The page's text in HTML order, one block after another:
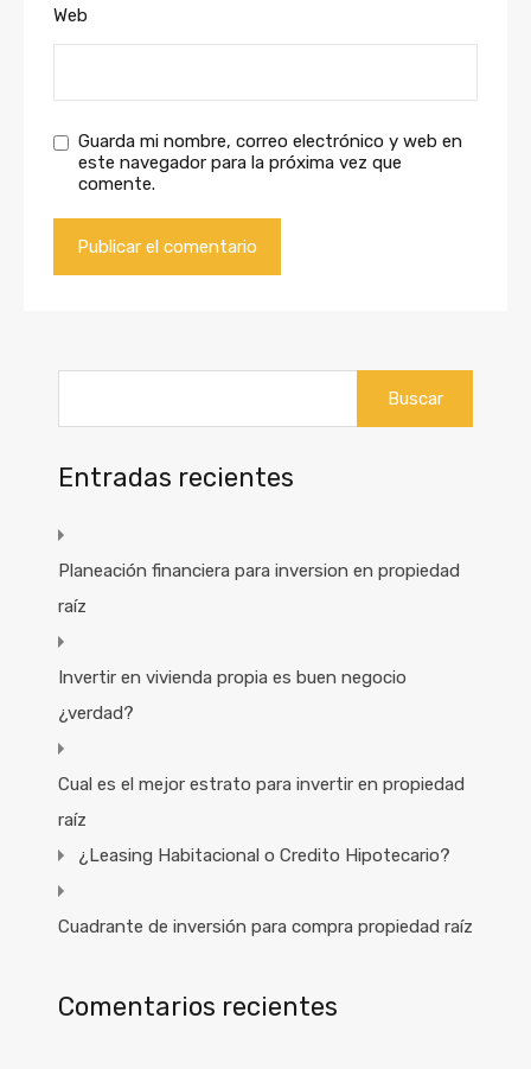
Web
Guarda mi nombre, correo electrónico y web en
este navegador para la próxima vez que
comente.
Entradas recientes
Planeación financiera para inversion en propiedad
raíz
Invertir en vivienda propia es buen negocio
¿verdad?
Cual es el mejor estrato para invertir en propiedad
raíz
¿Leasing Habitacional o Credito Hipotecario?
Cuadrante de inversión para compra propiedad raíz
Comentarios recientes